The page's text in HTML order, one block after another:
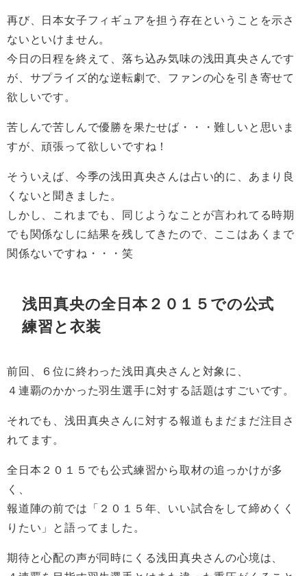
再び、日本女子フィギュアを担う存在ということを示さ
ないといけません。
今日の日程を終えて、落ち込み気味の浅田真央さんです
が、サプライズ的な逆転劇で、ファンの心を引き寄せて
欲しいです。
苦しんで苦しんで優勝を果たせば・・・難しいと思いま
すが、頑張って欲しいですね！
そういえば、今季の浅田真央さんは占い的に、あまり良
くないと聞きました。
しかし、これまでも、同じようなことが言われてる時期
でも関係なしに結果を残してきたので、ここはあくまで
関係ないですね・・・笑
浅田真央の全日本２０１５での公式
練習と衣装
前回、６位に終わった浅田真央さんと対象に、
４連覇のかかった羽生選手に対する話題はすごいです。
それでも、浅田真央さんに対する報道もまだまだ注目さ
れてます。
全日本２０１５でも公式練習から取材の追っかけが多
く、
報道陣の前では「２０１５年、いい試合をして締めくく
りたい」と語ってました。
期待と心配の声が同時にくる浅田真央さんの心境は、